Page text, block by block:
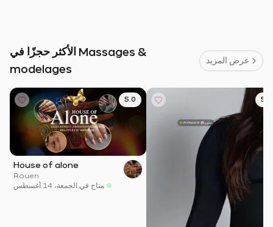
الأكثر حجزًا في Massages &
modelages
عرض المزيد
5.0
House of alone
Rouen
متاح في الجمعة، 14 أغسطس
5.0